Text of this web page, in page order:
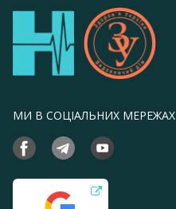
МИ В СОЦІАЛЬНИХ МЕРЕЖАХ